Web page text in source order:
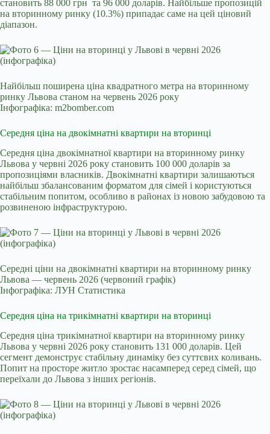
становить 88 000 грн та 96 000 доларів. Найбільше пропозицій
на вторинному ринку (10.3%) припадає саме на цей ціновий
діапазон.
Найбільш поширена ціна квадратного метра на вторинному
ринку Львова станом на червень 2026 року
Інфографіка: m2bomber.com
Середня ціна на двокімнатні квартири на вторинці
Середня ціна двокімнатної квартири на вторинному ринку
Львова у червні 2026 року становить 100 000 доларів за
пропозиціями власників. Двокімнатні квартири залишаються
найбільш збалансованим форматом для сімей і користуються
стабільним попитом, особливо в районах із новою забудовою та
розвиненою інфраструктурою.
Середні ціни на двокімнатні квартири на вторинному ринку
Львова — червень 2026 (червоний графік)
Інфографіка: ЛУН Статистика
Середня ціна на трикімнатні квартири на вторинці
Середня ціна трикімнатної квартири на вторинному ринку
Львова у червні 2026 року становить 131 000 доларів. Цей
сегмент демонструє стабільну динаміку без суттєвих коливань.
Попит на просторе житло зростає насамперед серед сімей, що
переїхали до Львова з інших регіонів.